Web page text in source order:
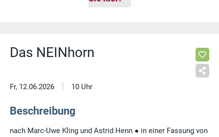
Das NEINhorn
Fr, 12.06.2026 | 10 Uhr
Beschreibung
nach Marc-Uwe Kling und Astrid Henn ● in einer Fassung von